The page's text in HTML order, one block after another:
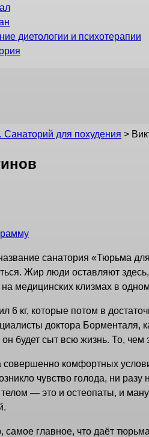
диетологии и психотерапии
для похудения >
санатория «Тюрьма
Жир люди оставляют
медицинских клизмах в
6 кг, которые потом в
доктора Борменталя,
он будет сыт всю жизнь. То,
комфортных
чувство голода, ни
— это и остеопаты, и
главное, что даёт